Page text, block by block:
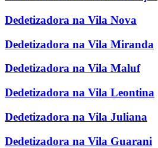
Dedetizadora na Vila Nova
Dedetizadora na Vila Miranda
Dedetizadora na Vila Maluf
Dedetizadora na Vila Leontina
Dedetizadora na Vila Juliana
Dedetizadora na Vila Guarani